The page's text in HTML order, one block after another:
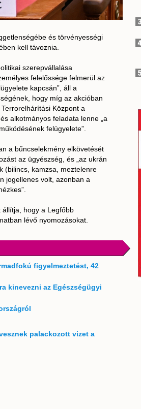
és törvényességi
kell távoznia.
szerepvállalása
felelőssége felmerül az
kapcsán”, áll a
hogy míg az akcióban
Központ a
alkotmányos feladata lenne „a
felügyelete”.
a bűncselekmény elkövetését
az ügyészség, és „az ukrán
(bilincs, kamzsa, meztelenre
jogellenes volt, azonban a
állítja, hogy a Legfőbb
lévő nyomozásokat.
figyelmeztetést, 42
kinevezni az Egészségügyi
palackozott vizet a